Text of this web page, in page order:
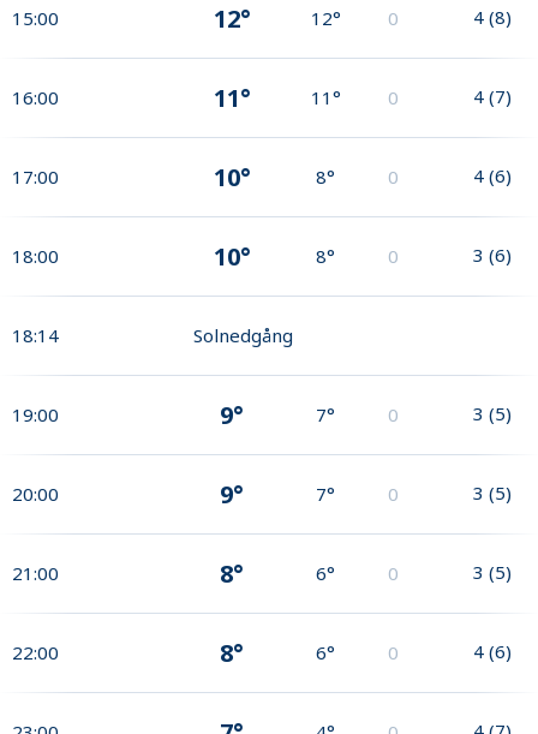
15:00 12° 12° 0 4 (8)
16:00 11° 11° 0 4 (7)
17:00 10° 8° 0 4 (6)
18:00 10° 8° 0 3 (6)
18:14 Solnedgång
19:00 9° 7° 0 3 (5)
20:00 9° 7° 0 3 (5)
21:00 8° 6° 0 3 (5)
22:00 8° 6° 0 4 (6)